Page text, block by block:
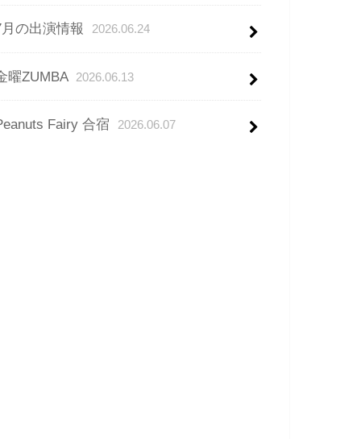
の出演情報 2026.06.24
曜ZUMBA 2026.06.13
Fairy 合宿 2026.06.07